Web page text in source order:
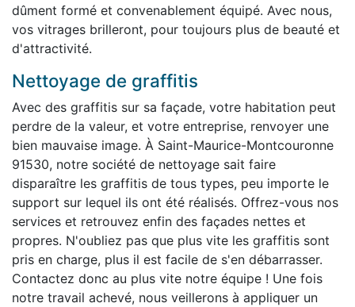
dûment formé et convenablement équipé. Avec nous,
vos vitrages brilleront, pour toujours plus de beauté et
d'attractivité.
Nettoyage de graffitis
Avec des graffitis sur sa façade, votre habitation peut
perdre de la valeur, et votre entreprise, renvoyer une
bien mauvaise image. À Saint-Maurice-Montcouronne
91530, notre société de nettoyage sait faire
disparaître les graffitis de tous types, peu importe le
support sur lequel ils ont été réalisés. Offrez-vous nos
services et retrouvez enfin des façades nettes et
propres. N'oubliez pas que plus vite les graffitis sont
pris en charge, plus il est facile de s'en débarrasser.
Contactez donc au plus vite notre équipe ! Une fois
notre travail achevé, nous veillerons à appliquer un